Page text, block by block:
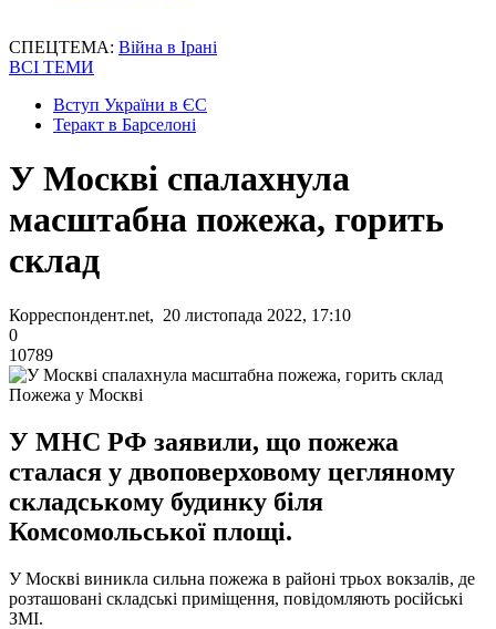
СПЕЦТЕМА: Війна в Ірані
ВСІ ТЕМИ
Вступ України в ЄС
Теракт в Барселоні
У Москві спалахнула
масштабна пожежа, горить
склад
Корреспондент.net, 20 листопада 2022, 17:10
0
10789
Пожежа у Москві
У МНС РФ заявили, що пожежа
сталася у двоповерховому цегляному
складському будинку біля
Комсомольської площі.
У Москві виникла сильна пожежа в районі трьох вокзалів, де
розташовані складські приміщення, повідомляють російські
ЗМІ.